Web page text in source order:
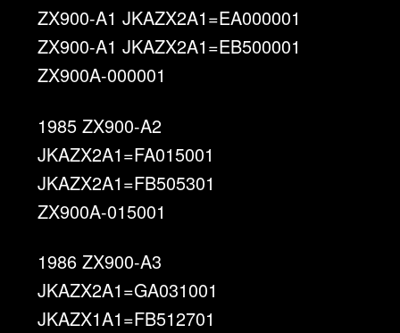
ZX900-A1 JKAZX2A1=EA000001
ZX900-A1 JKAZX2A1=EB500001
ZX900A-000001
1985 ZX900-A2
JKAZX2A1=FA015001
JKAZX2A1=FB505301
ZX900A-015001
1986 ZX900-A3
JKAZX2A1=GA031001
JKAZX1A1=FB512701